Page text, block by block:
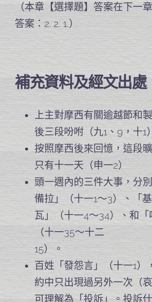
（本章【選擇題】答案在下
答案：2. 2. 1.）
補充資料及經文出處
上主對摩西有關逾越節和
後三段吩咐（九1、9，十1）
按照摩西後來回憶，這段
只有十一天（申一2）
頭一週內的三件大事，分
備拉」（十一1～3）、「
瓦」（十一4～34）、和「
（十一35～十二
15）。
百姓「發怨言」（十一1）
約中只出現過另外一次（
可理解為「投訴」。投訴